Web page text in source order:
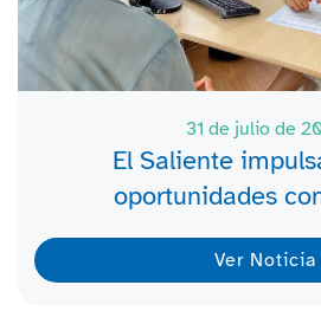
31 de julio de
El Saliente
oportunidades
Ver Noticia